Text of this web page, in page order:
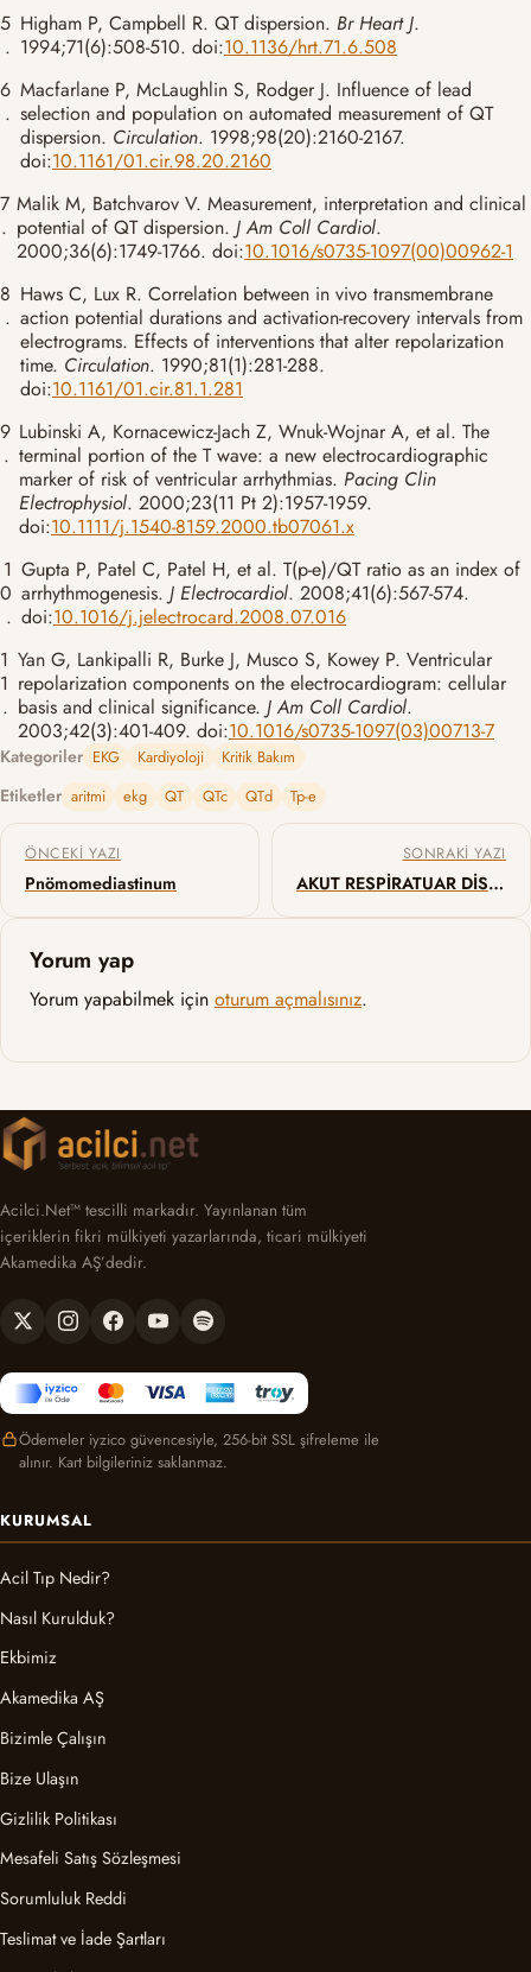
5
.
Higham P, Campbell R. QT dispersion. Br Heart J.
1994;71(6):508-510. doi:10.1136/hrt.71.6.508
6
.
Macfarlane P, McLaughlin S, Rodger J. Influence of lead
selection and population on automated measurement of QT
dispersion. Circulation. 1998;98(20):2160-2167.
doi:10.1161/01.cir.98.20.2160
7
.
Malik M, Batchvarov V. Measurement, interpretation and clinical
potential of QT dispersion. J Am Coll Cardiol.
2000;36(6):1749-1766. doi:10.1016/s0735-1097(00)00962-1
8
.
Haws C, Lux R. Correlation between in vivo transmembrane
action potential durations and activation-recovery intervals from
electrograms. Effects of interventions that alter repolarization
time. Circulation. 1990;81(1):281-288.
doi:10.1161/01.cir.81.1.281
9
.
Lubinski A, Kornacewicz-Jach Z, Wnuk-Wojnar A, et al. The
terminal portion of the T wave: a new electrocardiographic
marker of risk of ventricular arrhythmias. Pacing Clin
Electrophysiol. 2000;23(11 Pt 2):1957-1959.
doi:10.1111/j.1540-8159.2000.tb07061.x
1
0
.
Gupta P, Patel C, Patel H, et al. T(p-e)/QT ratio as an index of
arrhythmogenesis. J Electrocardiol. 2008;41(6):567-574.
doi:10.1016/j.jelectrocard.2008.07.016
1
1
.
Yan G, Lankipalli R, Burke J, Musco S, Kowey P. Ventricular
repolarization components on the electrocardiogram: cellular
basis and clinical significance. J Am Coll Cardiol.
2003;42(3):401-409. doi:10.1016/s0735-1097(03)00713-7
Kategoriler EKG Kardiyoloji Kritik Bakım
Etiketler aritmi ekg QT QTc QTd Tp-e
Yazı gezinmesi
ÖNCEKI YAZI
Pnömomediastinum
SONRAKI YAZI
AKUT RESPİRATUAR DİSTRES SENDROMU – ARDS
Yorum yap
Yorum yapabilmek için oturum açmalısınız.
Acilci.Net™ tescilli markadır. Yayınlanan tüm
içeriklerin fikri mülkiyeti yazarlarında, ticari mülkiyeti
Akamedika AŞ’dedir.
Ödemeler iyzico güvencesiyle, 256-bit SSL şifreleme ile
alınır. Kart bilgileriniz saklanmaz.
KURUMSAL
Acil Tıp Nedir?
Nasıl Kurulduk?
Ekbimiz
Akamedika AŞ
Bizimle Çalışın
Bize Ulaşın
Gizlilik Politikası
Mesafeli Satış Sözleşmesi
Sorumluluk Reddi
Teslimat ve İade Şartları